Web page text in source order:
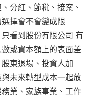
分紅、節稅、接案、
擇會不會變成限
看到股份有限公司 有
或資本額上的表面差
東退場、投資人加
未來轉型成本一起放
業、家族事業、工作